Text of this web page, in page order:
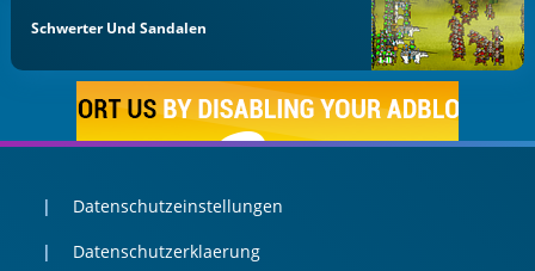
Schwerter Und Sandalen
Datenschutzeinstellungen
Datenschutzerklaerung